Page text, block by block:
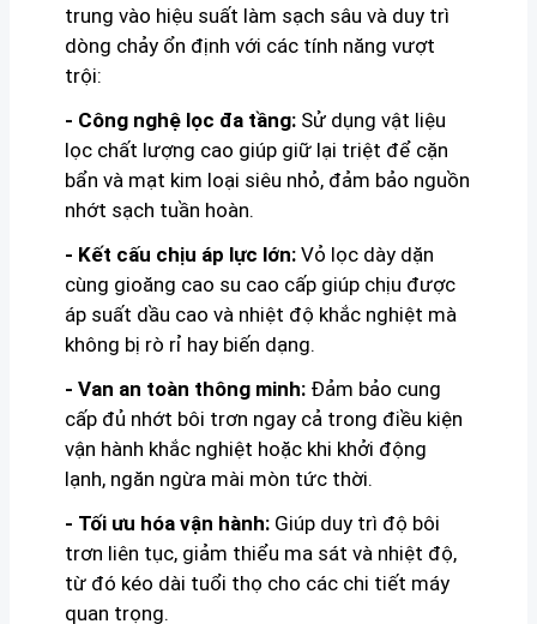
trung vào hiệu suất làm sạch sâu và duy trì
dòng chảy ổn định với các tính năng vượt
trội:
- Công nghệ lọc đa tầng: Sử dụng vật liệu
lọc chất lượng cao giúp giữ lại triệt để cặn
bẩn và mạt kim loại siêu nhỏ, đảm bảo nguồn
nhớt sạch tuần hoàn.
- Kết cấu chịu áp lực lớn: Vỏ lọc dày dặn
cùng gioăng cao su cao cấp giúp chịu được
áp suất dầu cao và nhiệt độ khắc nghiệt mà
không bị rò rỉ hay biến dạng.
- Van an toàn thông minh: Đảm bảo cung
cấp đủ nhớt bôi trơn ngay cả trong điều kiện
vận hành khắc nghiệt hoặc khi khởi động
lạnh, ngăn ngừa mài mòn tức thời.
- Tối ưu hóa vận hành: Giúp duy trì độ bôi
trơn liên tục, giảm thiểu ma sát và nhiệt độ,
từ đó kéo dài tuổi thọ cho các chi tiết máy
quan trọng.